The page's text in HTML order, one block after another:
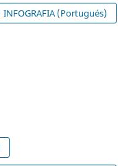
INFOGRAFIA (Portugués)